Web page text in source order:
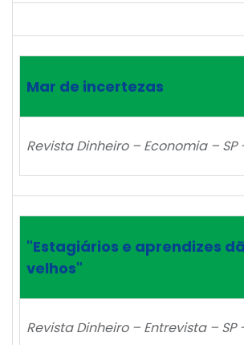
Mar de incertezas
Revista Dinheiro – Economia – SP
"Estagiários e aprendizes
velhos"
Revista Dinheiro – Entrevista – SP